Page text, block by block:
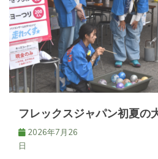
フレックスジャパン初夏の
2026年7月26
日